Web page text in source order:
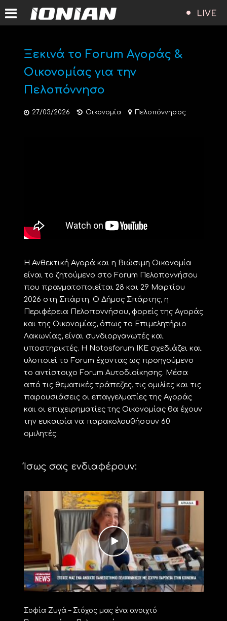
LIVE
Ξεκινά το Forum Αγοράς &
Οικονομίας για την
Πελοπόννησο
27/03/2026 Οικονομία Πελοπόννησος
Η Ανθεκτική Αγορά και η Βιώσιμη Οικονομία
είναι το ζητούμενο στο Forum Πελοποννήσου
που πραγματοποιείται 28 και 29 Μαρτίου
2026 στη Σπάρτη. Ο Δήμος Σπάρτης, η
Περιφέρεια Πελοποννήσου, φορείς της Αγοράς
και της Οικονομίας, όπως το Επιμελητήριο
Λακωνίας, είναι συνδιοργανωτές και
υποστηρικτές. Η Notosforum IKE σχεδιάζει και
υλοποιεί το Forum έχοντας ως προηγούμενο
το αντίστοιχο Forum Αυτοδιοίκησης. Μέσα
από τις θεματικές τράπεζες, τις ομιλίες και τις
παρουσιάσεις οι επαγγελματίες της Αγοράς
και οι επιχειρηματίες της Οικονομίας θα έχουν
την ευκαιρία να παρακολουθήσουν 60
ομιλητές.
Ίσως σας ενδιαφέρουν:
Σοφία Ζυγά – Στόχος μας ένα ανοιχτό